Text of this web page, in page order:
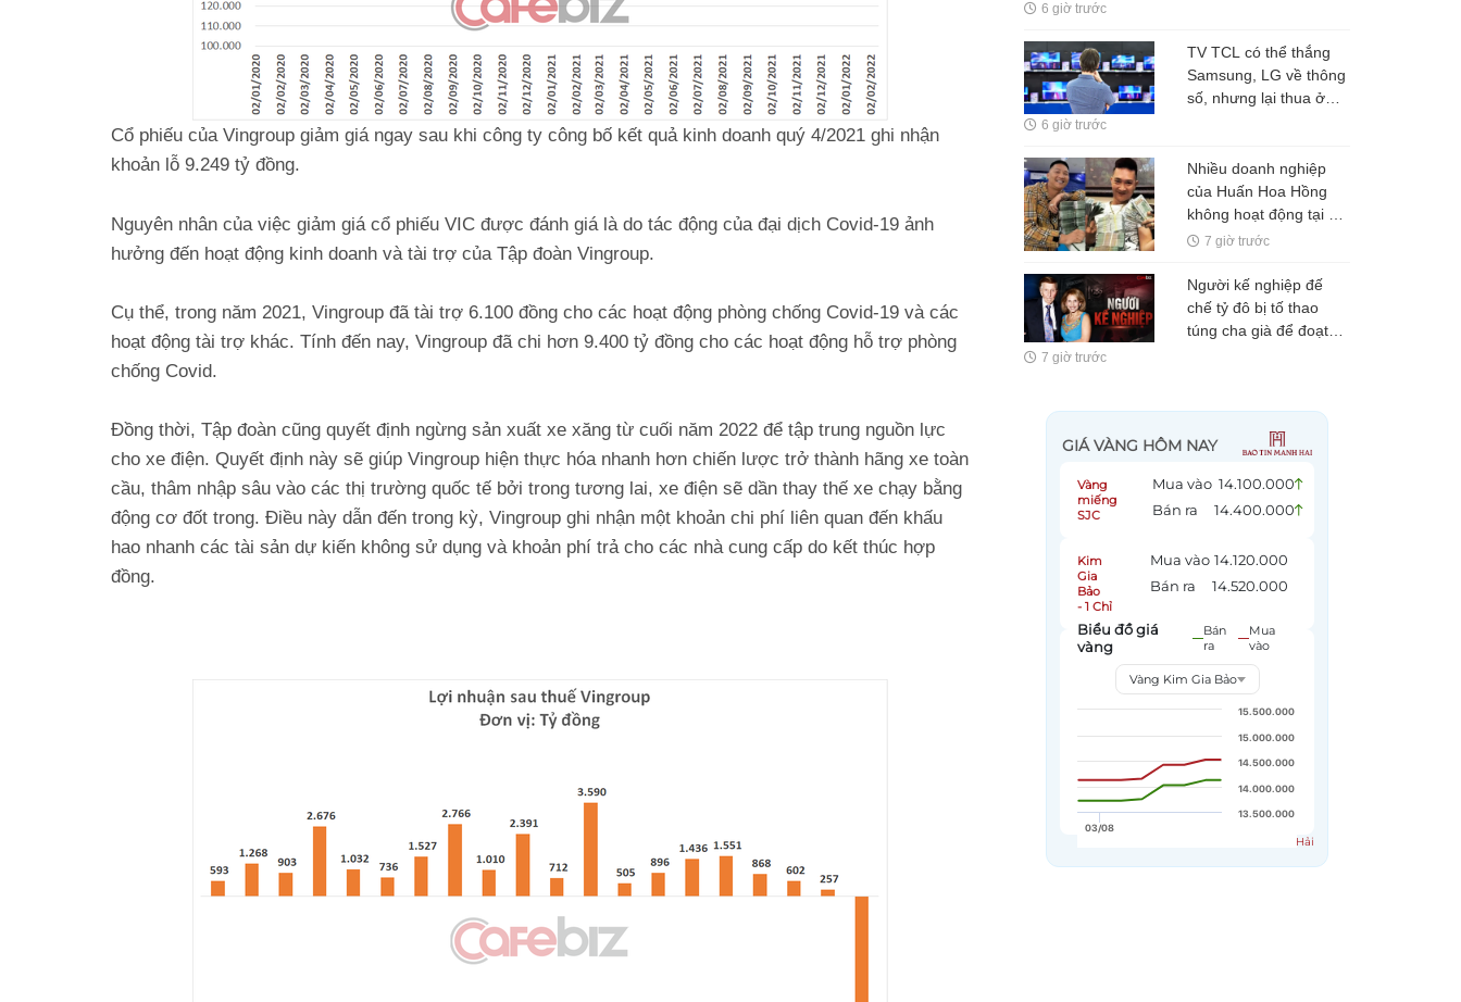
Cổ phiếu của Vingroup giảm giá ngay sau khi công ty công bố kết quả kinh doanh quý 4/2021 ghi nhận
khoản lỗ 9.249 tỷ đồng.
Nguyên nhân của việc giảm giá cổ phiếu VIC được đánh giá là do tác động của đại dịch Covid-19 ảnh
hưởng đến hoạt động kinh doanh và tài trợ của Tập đoàn Vingroup.
Cụ thể, trong năm 2021, Vingroup đã tài trợ 6.100 đồng cho các hoạt động phòng chống Covid-19 và các
hoạt động tài trợ khác. Tính đến nay, Vingroup đã chi hơn 9.400 tỷ đồng cho các hoạt động hỗ trợ phòng
chống Covid.
Đồng thời, Tập đoàn cũng quyết định ngừng sản xuất xe xăng từ cuối năm 2022 để tập trung nguồn lực
cho xe điện. Quyết định này sẽ giúp Vingroup hiện thực hóa nhanh hơn chiến lược trở thành hãng xe toàn
cầu, thâm nhập sâu vào các thị trường quốc tế bởi trong tương lai, xe điện sẽ dần thay thế xe chạy bằng
động cơ đốt trong. Điều này dẫn đến trong kỳ, Vingroup ghi nhận một khoản chi phí liên quan đến khấu
hao nhanh các tài sản dự kiến không sử dụng và khoản phí trả cho các nhà cung cấp do kết thúc hợp
đồng.
6 giờ trước
TV TCL có thể thắng
Samsung, LG về thông
số, nhưng lại thua ở
6 giờ trước
Nhiều doanh nghiệp
của Huấn Hoa Hồng
không hoạt động tại địa
chỉ đăng ký
7 giờ trước
Người kế nghiệp đế
chế tỷ đô bị tố thao
túng cha già để đoạt
7 giờ trước